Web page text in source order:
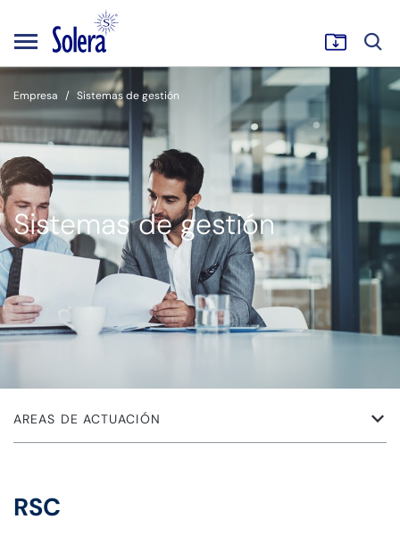
Empresa Sistemas de gestión
Sistemas de gestión
AREAS DE ACTUACIÓN
RSC